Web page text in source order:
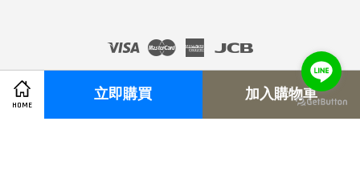
HOME
立即購買 加入購物車
Visa Master American